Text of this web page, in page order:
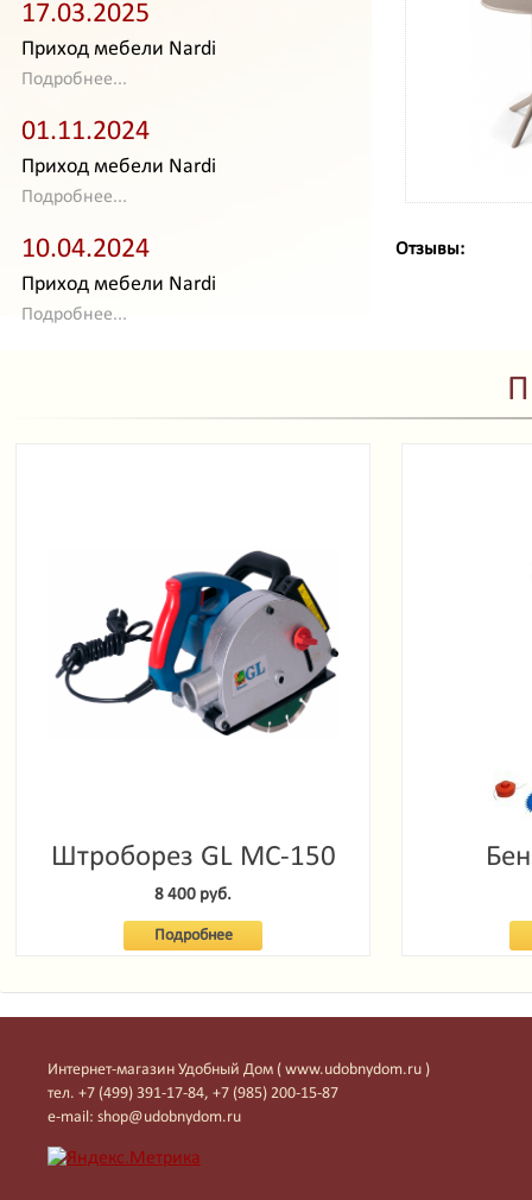
17.03.2025
Приход мебели Nardi
Подробнее...
01.11.2024
Приход мебели Nardi
Подробнее...
10.04.2024
Приход мебели Nardi
Подробнее...
Отзывы:
Штроборез GL MC-150
8 400 руб.
Подробнее
Интернет-магазин Удобный Дом ( www.udobnydom.ru )
тел. +7 (499) 391-17-84, +7 (985) 200-15-87
e-mail: shop@udobnydom.ru